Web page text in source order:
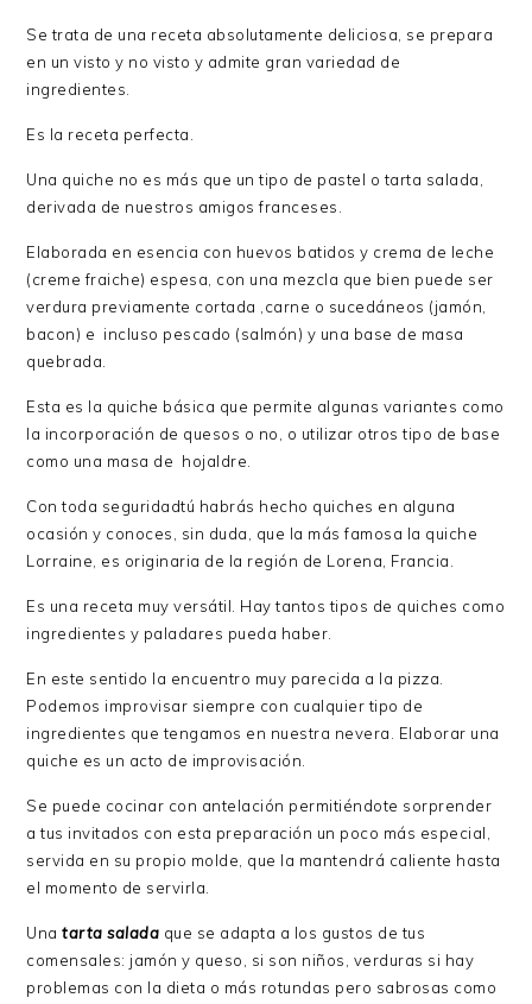
Se trata de una receta absolutamente deliciosa, se prepara
en un visto y no visto y admite gran variedad de
ingredientes.
Es la receta perfecta.
Una quiche no es más que un tipo de pastel o tarta salada,
derivada de nuestros amigos franceses.
Elaborada en esencia con huevos batidos y crema de leche
(creme fraiche) espesa, con una mezcla que bien puede ser
verdura previamente cortada ,carne o sucedáneos (jamón,
bacon) e incluso pescado (salmón) y una base de masa
quebrada.
Esta es la quiche básica que permite algunas variantes como
la incorporación de quesos o no, o utilizar otros tipo de base
como una masa de hojaldre.
Con toda seguridadtú habrás hecho quiches en alguna
ocasión y conoces, sin duda, que la más famosa la quiche
Lorraine, es originaria de la región de Lorena, Francia.
Es una receta muy versátil. Hay tantos tipos de quiches como
ingredientes y paladares pueda haber.
En este sentido la encuentro muy parecida a la pizza.
Podemos improvisar siempre con cualquier tipo de
ingredientes que tengamos en nuestra nevera. Elaborar una
quiche es un acto de improvisación.
Se puede cocinar con antelación permitiéndote sorprender
a tus invitados con esta preparación un poco más especial,
servida en su propio molde, que la mantendrá caliente hasta
el momento de servirla.
Unatarta salada que se adapta a los gustos de tus
comensales: jamón y queso, si son niños, verduras si hay
problemas con la dieta o más rotundas pero sabrosas como